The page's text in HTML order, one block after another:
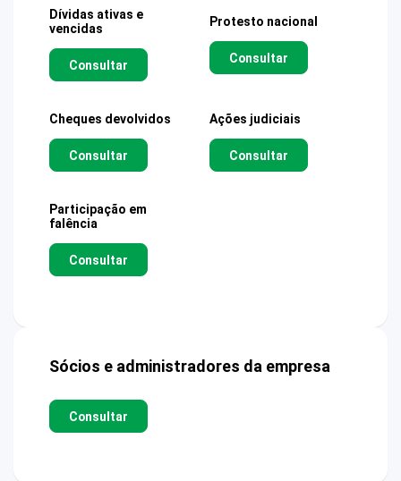
Dívidas ativas e
vencidas
Consultar
Protesto nacional
Consultar
Cheques devolvidos
Consultar
Ações judiciais
Consultar
Participação em
falência
Consultar
Sócios e administradores da empresa
Consultar